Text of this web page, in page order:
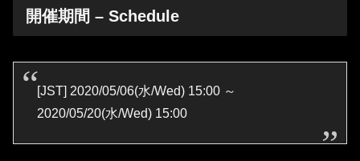
開催期間 – Schedule
[JST] 2020/05/06(水/Wed) 15:00 ～
2020/05/20(水/Wed) 15:00